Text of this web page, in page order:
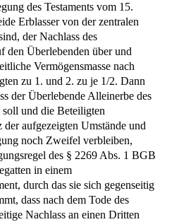
des Testaments vom 15.
Erblasser von der zentralen
der Nachlass des
den Überlebenden über und
Vermögensmasse nach
zu 1. und 2. zu je 1/2. Dann
der Überlebende Alleinerbe des
soll und die Beteiligten
der aufgezeigten Umstände und
noch Zweifel verbleiben,
des § 2269 Abs. 1 BGB
in einem
durch das sie sich gegenseitig
dass nach dem Tode des
Nachlass an einen Dritten